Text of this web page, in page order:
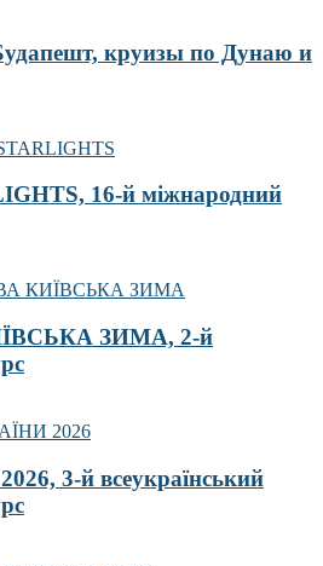
круизы по Дунаю и
16-й міжнародний
ЗИМА, 2-й
3-й всеукраїнський